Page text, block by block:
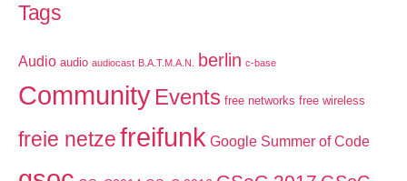
Tags
Audio audio audiocast B.A.T.M.A.N. berlin c-base
Community Events free networks free wireless
freie netzefreifunk Google Summer of Code